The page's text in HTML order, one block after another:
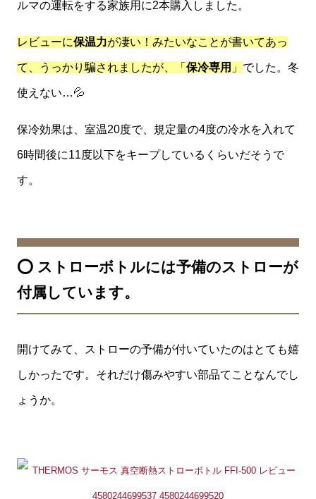
ルマの運転をする家族用に2本購入しました。
レビューに保温力が凄い！みたいなことが書いてあっ
て、うっかり騙されましたが、「 保冷専用 」 でした。冬
使えない…💦
保冷効果は、室温20度で、規定量の4度の冷水を入れて
6時間後に11度以下をキープしているくらいだそうで
す。
⭕️ ストローボトルには予備のストローが
付属しています。
開けてみて、ストローの予備が付いていたのはとても嬉
しかったです。それだけ傷みやすい部品てことなんでし
ょうか。